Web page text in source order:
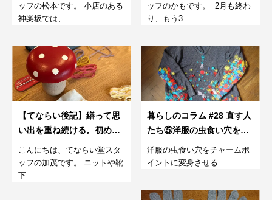
ッフの松本です。 小店のある
神楽坂では、...
ッフのかもです。 2月も終わ
り、もう3...
【てならい後記】繕って思
い出を重ね続ける。初めて
のダーニング教室。12月
こんにちは、てならい堂スタ
ッフの加茂です。 ニットや靴
下...
暮らしのコラム #28 直す人
たち⑤洋服の虫食い穴をチ
ャームポイントに変身させ
る「装飾ダーニング」
洋服の虫食い穴をチャームポ
イントに変身させる...